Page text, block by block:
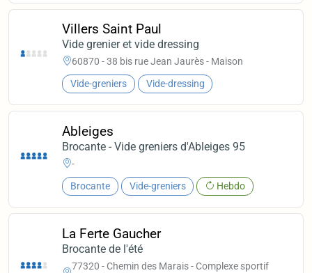
Villers Saint Paul
Vide grenier et vide dressing
60870 - 38 bis rue Jean Jaurès - Maison
Vide-greniers Vide-dressing
Ableiges
Brocante - Vide greniers d'Ableiges 95
-
Brocante Vide-greniers Hebdo
La Ferte Gaucher
Brocante de l'été
77320 - Chemin des Marais - Complexe sportif